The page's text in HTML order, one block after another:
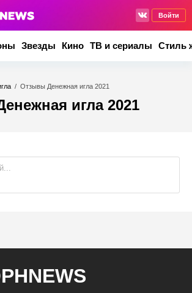
Войти
Звезды Кино ТВ и сериалы Стиль
/ Отзывы Денежная игла 2021
игла 2021